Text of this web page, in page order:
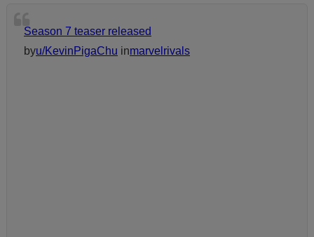
Season 7 teaser released
byu/KevinPigaChu inmarvelrivals